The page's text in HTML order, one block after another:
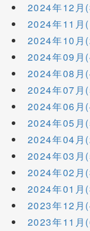
2024年12月
2024年11月
2024年10月
2024年09月
2024年08月
2024年07月
2024年06月
2024年05月
2024年04月
2024年03月
2024年02月
2024年01月
2023年12月
2023年11月